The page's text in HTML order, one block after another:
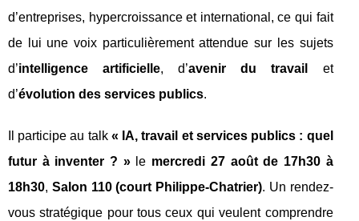
d’entreprises, hypercroissance et international, ce qui fait
de lui une voix particulièrement attendue sur les sujets
d’intelligence artificielle, d’avenir du travail
et
d’évolution des services publics.
Il participe au talk « IA, travail et services publics : quel
futur à inventer ? »le mercredi 27 août de 17h30 à
18h30, Salon 110 (court Philippe-Chatrier). Un rendez-
vous stratégique pour tous ceux qui veulent comprendre